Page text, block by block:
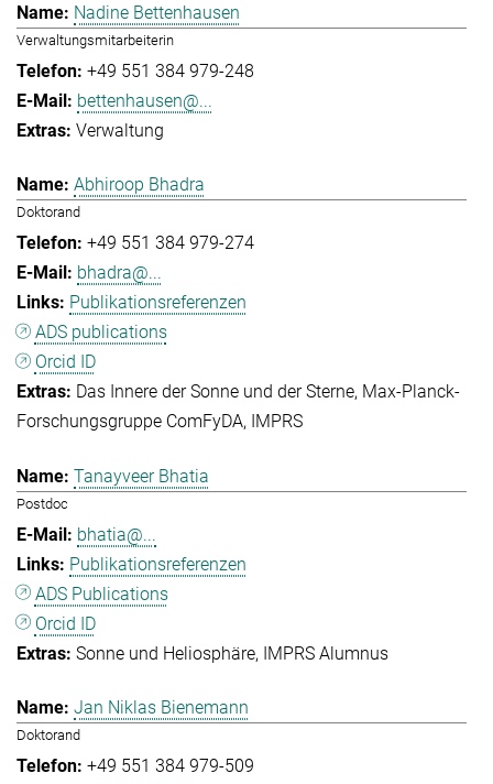
Nadine Bettenhausen
Verwaltungsmitarbeiterin
+49 551 384 979-248
bettenhausen@...
Verwaltung
Abhiroop Bhadra
Doktorand
+49 551 384 979-274
bhadra@...
Publikationsreferenzen
ADS publications
Orcid ID
Das Innere der Sonne und der Sterne Max-Planck-
Forschungsgruppe ComFyDA
IMPRS
Tanayveer Bhatia
Postdoc
bhatia@...
Publikationsreferenzen
ADS Publications
Orcid ID
Sonne und Heliosphäre IMPRS Alumnus
Jan Niklas Bienemann
Doktorand
+49 551 384 979-509